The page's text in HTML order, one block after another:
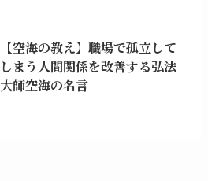
【空海の教え】職場で孤立して
しまう人間関係を改善する弘法
大師空海の名言